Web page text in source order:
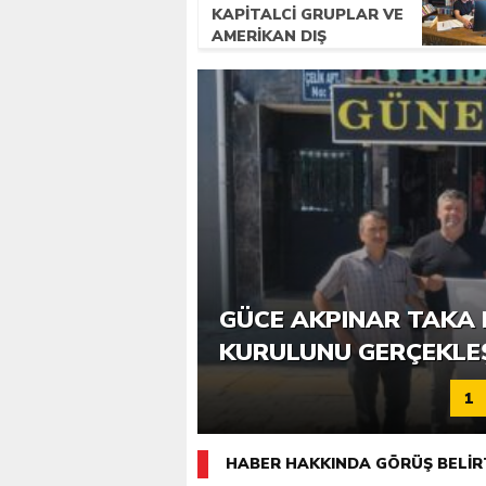
KAPITALCI GRUPLAR VE
AMERIKAN DIŞ
6. GÜCE TEKKEKÖY
KATILIMLA
GÜCE AKPINAR TAKA
KURULUNU
1
HABER HAKKINDA GÖRÜŞ